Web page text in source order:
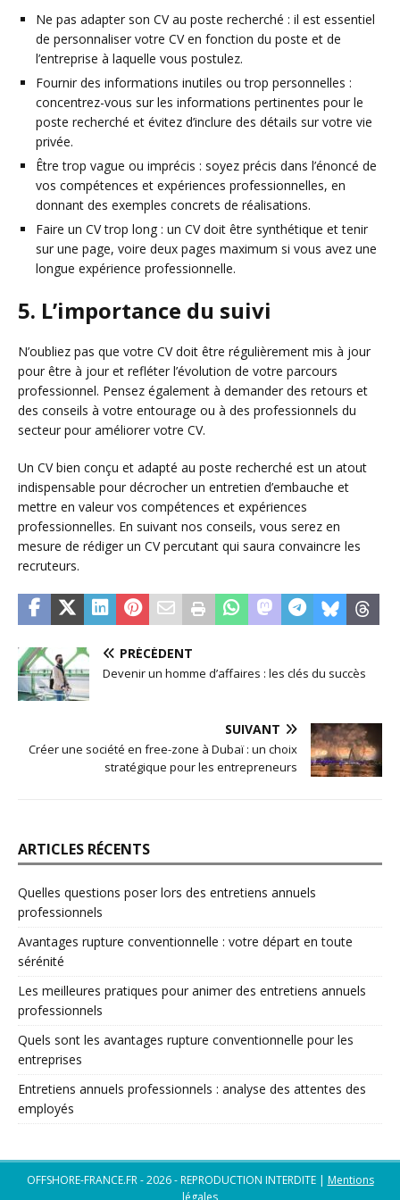
Ne pas adapter son CV au poste recherché : il est essentiel
de personnaliser votre CV en fonction du poste et de
l’entreprise à laquelle vous postulez.
Fournir des informations inutiles ou trop personnelles :
concentrez-vous sur les informations pertinentes pour le
poste recherché et évitez d’inclure des détails sur votre vie
privée.
Être trop vague ou imprécis : soyez précis dans l’énoncé de
vos compétences et expériences professionnelles, en
donnant des exemples concrets de réalisations.
Faire un CV trop long : un CV doit être synthétique et tenir
sur une page, voire deux pages maximum si vous avez une
longue expérience professionnelle.
5. L’importance du suivi
N’oubliez pas que votre CV doit être régulièrement mis à jour
pour être à jour et refléter l’évolution de votre parcours
professionnel. Pensez également à demander des retours et
des conseils à votre entourage ou à des professionnels du
secteur pour améliorer votre CV.
Un CV bien conçu et adapté au poste recherché est un atout
indispensable pour décrocher un entretien d’embauche et
mettre en valeur vos compétences et expériences
professionnelles. En suivant nos conseils, vous serez en
mesure de rédiger un CV percutant qui saura convaincre les
recruteurs.
PRÉCÉDENT
Devenir un homme d’affaires : les clés du succès
SUIVANT
Créer une société en free-zone à Dubaï : un choix
stratégique pour les entrepreneurs
ARTICLES RÉCENTS
Quelles questions poser lors des entretiens annuels
professionnels
Avantages rupture conventionnelle : votre départ en toute
sérénité
Les meilleures pratiques pour animer des entretiens annuels
professionnels
Quels sont les avantages rupture conventionnelle pour les
entreprises
Entretiens annuels professionnels : analyse des attentes des
employés
OFFSHORE-FRANCE.FR - 2026 - REPRODUCTION INTERDITE | Mentions
légales